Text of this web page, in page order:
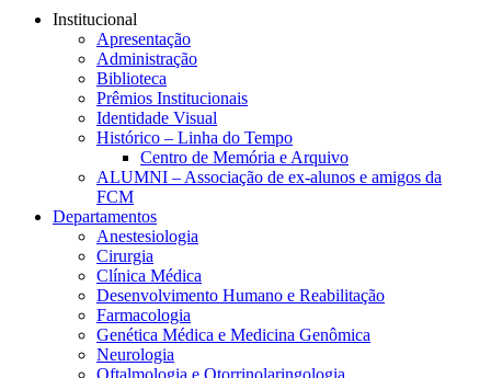
Institucional
Apresentação
Administração
Biblioteca
Prêmios Institucionais
Identidade Visual
Histórico – Linha do Tempo
Centro de Memória e Arquivo
ALUMNI – Associação de ex-alunos e amigos da
FCM
Departamentos
Anestesiologia
Cirurgia
Clínica Médica
Desenvolvimento Humano e Reabilitação
Farmacologia
Genética Médica e Medicina Genômica
Neurologia
Oftalmologia e Otorrinolaringologia